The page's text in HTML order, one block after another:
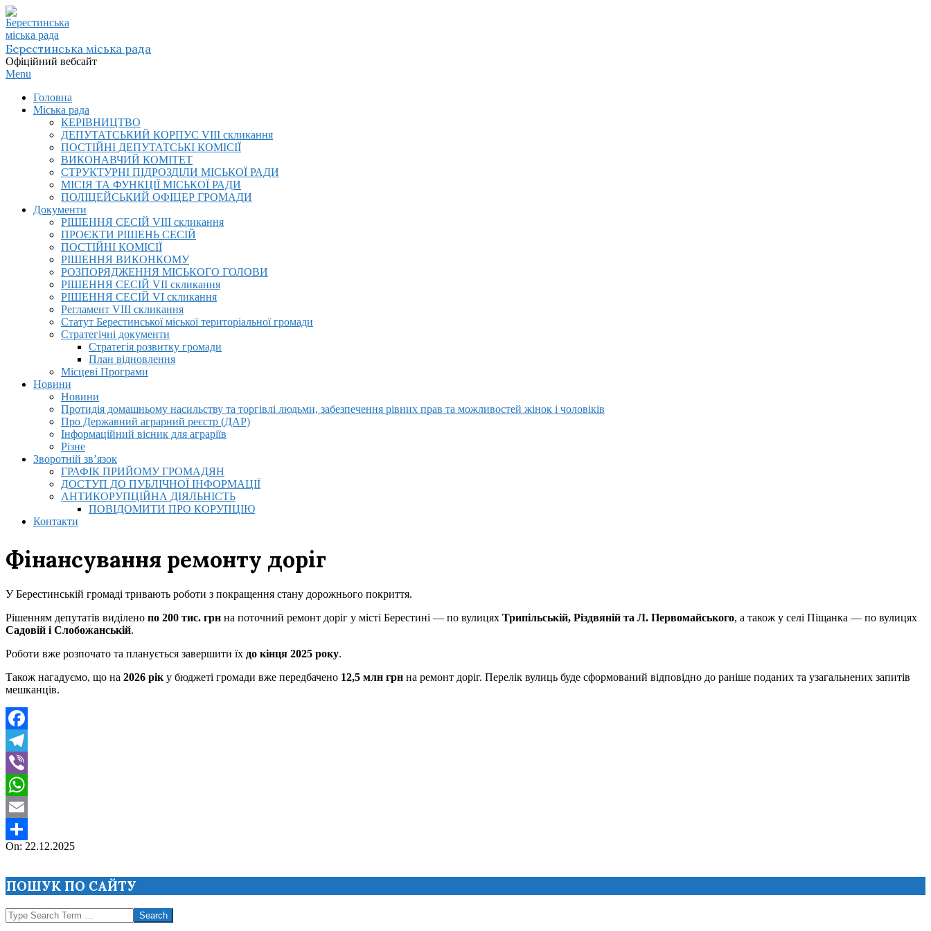
Skip
to
content
Берестинська міська рада
Офіційний вебсайт
Primary
Menu
Menu
Головна
Міська рада
КЕРІВНИЦТВО
ДЕПУТАТСЬКИЙ КОРПУС VIІI скликання
ПОСТІЙНІ ДЕПУТАТСЬКІ КОМІСІЇ
ВИКОНАВЧИЙ КОМІТЕТ
СТРУКТУРНІ ПІДРОЗДІЛИ МІСЬКОЇ РАДИ
МІСІЯ ТА ФУНКЦІЇ МІСЬКОЇ РАДИ
ПОЛІЦЕЙСЬКИЙ ОФІЦЕР ГРОМАДИ
Документи
РІШЕННЯ СЕСІЙ VIІI скликання
ПРОЄКТИ РІШЕНЬ СЕСІЙ
ПОСТІЙНІ КОМІСІЇ
РІШЕННЯ ВИКОНКОМУ
РОЗПОРЯДЖЕННЯ МІСЬКОГО ГОЛОВИ
РІШЕННЯ СЕСІЙ VII скликання
РІШЕННЯ СЕСІЙ VI скликання
Регламент VIІI скликання
Статут Берестинської міської територіальної громади
Стратегічні документи
Стратегія розвитку громади
План відновлення
Місцеві Програми
Новини
Новини
Протидія домашньому насильству та торгівлі людьми, забезпечення рівних прав та можливостей жінок і чоловіків
Про Державний аграрний реєстр (ДАР)
Інформаційний вісник для аграріїв
Різне
Зворотній зв’язок
ГРАФІК ПРИЙОМУ ГРОМАДЯН
ДОСТУП ДО ПУБЛІЧНОЇ ІНФОРМАЦІЇ
АНТИКОРУПЦІЙНА ДІЯЛЬНІСТЬ
ПОВІДОМИТИ ПРО КОРУПЦІЮ
Контакти
Фінансування ремонту доріг
У Берестинській громаді тривають роботи з покращення стану дорожнього покриття.
Рішенням депутатів виділено по 200 тис. грн на поточний ремонт доріг у місті Берестині — по вулицях Трипільській, Різдвяній та Л. Первомайського, а також у селі Піщанка — по вулицях
Садовій і Слобожанській.
Роботи вже розпочато та планується завершити їх до кінця 2025 року.
Також нагадуємо, що на 2026 ріку бюджеті громади вже передбачено 12,5 млн грн на ремонт доріг. Перелік вулиць буде сформований відповідно до раніше поданих та узагальнених запитів
мешканців.
Facebook
Telegram
Viber
WhatsApp
Email
Поділитися
2025-
On: 22.12.2025
ПОШУК ПО САЙТУ
Search